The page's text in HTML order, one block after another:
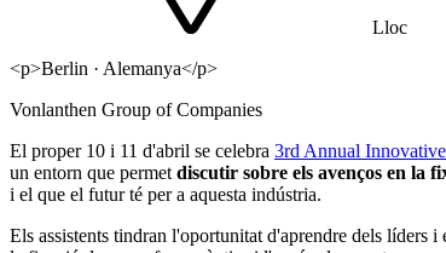
Lloc
<p>Berlin · Alemanya</p>
Vonlanthen Group of Companies
El proper 10 i 11 d'abril se celebra 3rd Annual
un entorn que permetdiscutir sobre els avenços en la
i el que el futur té per a aquesta indústria.
Els assistents tindran l'oportunitat d'aprendre dels líders i